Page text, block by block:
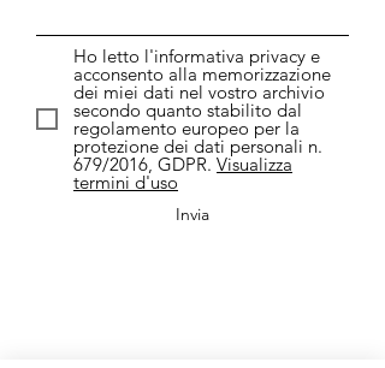
Ho letto l'informativa privacy e
acconsento alla memorizzazione
dei miei dati nel vostro archivio
secondo quanto stabilito dal
regolamento europeo per la
protezione dei dati personali n.
679/2016, GDPR. Visualizza
termini d'uso
Invia